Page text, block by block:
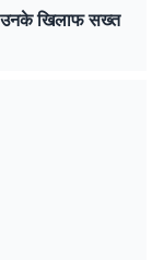
उनके खिलाफ सख्त